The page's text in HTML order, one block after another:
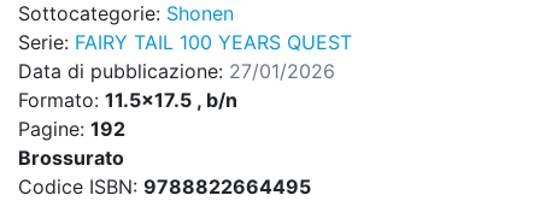
Sottocategorie: Shonen
Serie: FAIRY TAIL 100 YEARS QUEST
Data di pubblicazione: 27/01/2026
Formato: 11.5x17.5 , b/n
Pagine: 192
Brossurato
Codice ISBN: 9788822664495